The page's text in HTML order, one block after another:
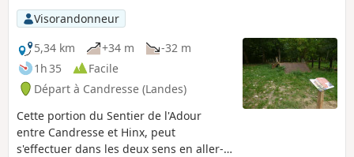
Visorandonneur
5,34 km
+34 m
-32 m
1h 35
Facile
Départ à Candresse (Landes)
Cette portion du Sentier de l'Adour
entre Candresse et Hinx, peut
s'effectuer dans les deux sens en aller-